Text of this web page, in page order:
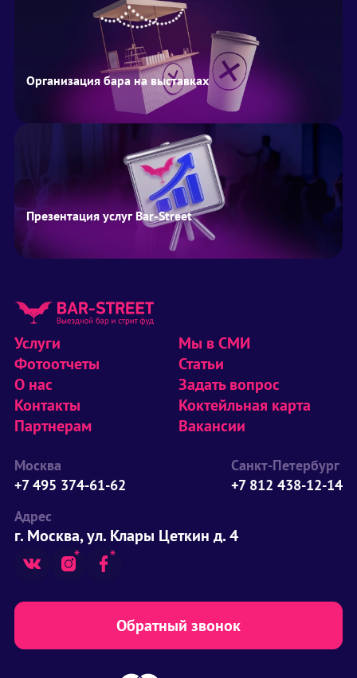
Организация бара на выставках
Презентация услуг Bar-Street
Услуги
Фотоотчеты
О нас
Контакты
Партнерам
Мы в СМИ
Статьи
Задать вопрос
Коктейльная карта
Вакансии
Москва
+7 495 374-61-62
Санкт-Петербург
+7 812 438-12-14
Адрес
г. Москва, ул. Клары Цеткин д. 4
Обратный звонок